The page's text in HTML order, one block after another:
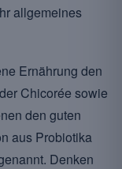
allgemeines
Ernährung den
Chicorée sowie
den guten
aus Probiotika
Denken